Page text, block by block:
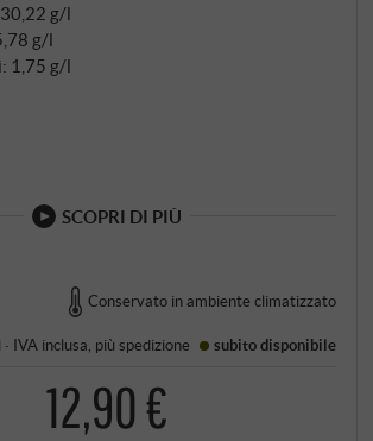
g/l
g/l
1,75 g/l
SCOPRI DI PIÙ
Conservato in ambiente climatizzato
· IVA inclusa , piùspedizione subito disponibile
12,90 €